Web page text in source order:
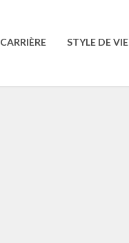
CARRIÈRE STYLE DE VIE